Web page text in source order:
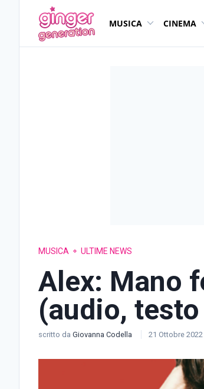
MUSICA CINEMA
MUSICA ULTIME NEWS
Alex: Mano
(audio,
scritto da Giovanna Codella 21 Ottobre 2022